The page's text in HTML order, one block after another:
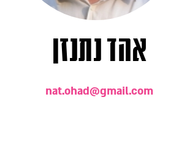
אהד נתנזן
nat.ohad@gmail.com